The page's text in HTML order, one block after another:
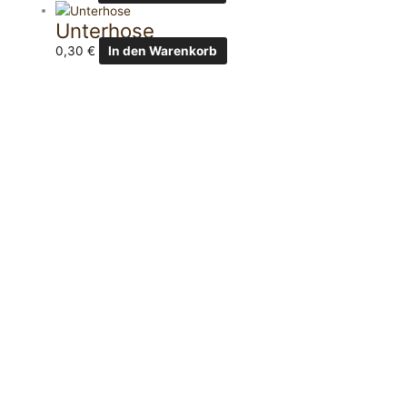
Unterhose
0,30€ In den Warenkorb